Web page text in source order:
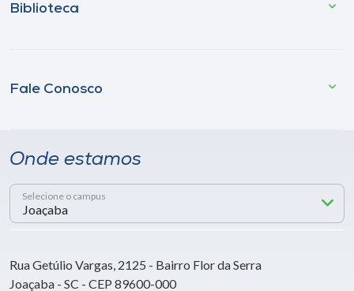
Biblioteca
Fale Conosco
Onde estamos
Selecione o campus
Rua Getúlio Vargas, 2125 - Bairro Flor da Serra
Joaçaba - SC - CEP 89600-000